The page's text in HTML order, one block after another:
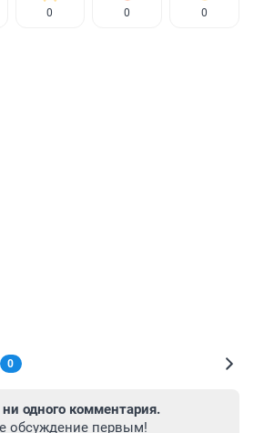
0 0 0
0
одного комментария.
обсуждение первым!